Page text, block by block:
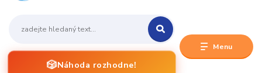
Menu
🎲Náhoda rozhodne!